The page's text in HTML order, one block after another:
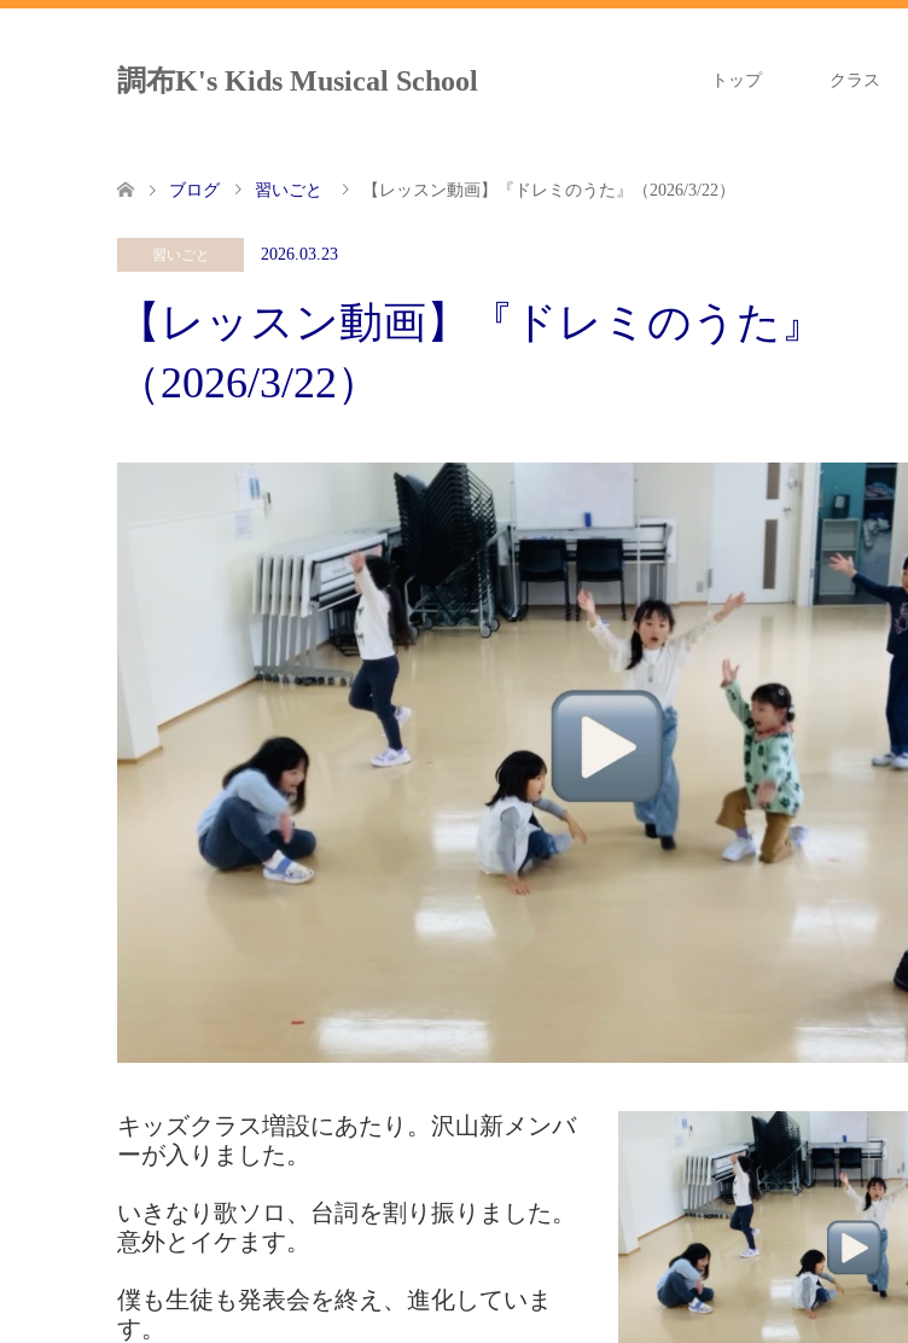
調布K's Kids Musical School トップ クラス
ブログ 習いごと 【レッスン動画】『ドレミのうた』（2026/3/22）
習いごと 2026.03.23
【レッスン動画】『ドレミのうた』
（2026/3/22）
キッズクラス増設にあたり。沢山新メンバ
ーが入りました。
いきなり歌ソロ、台詞を割り振りました。
意外とイケます。
僕も生徒も発表会を終え、進化していま
す。